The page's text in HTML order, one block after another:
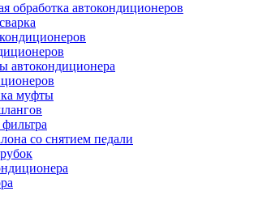
обработка автокондиционеров
автокондиционера
муфты
со снятием педали